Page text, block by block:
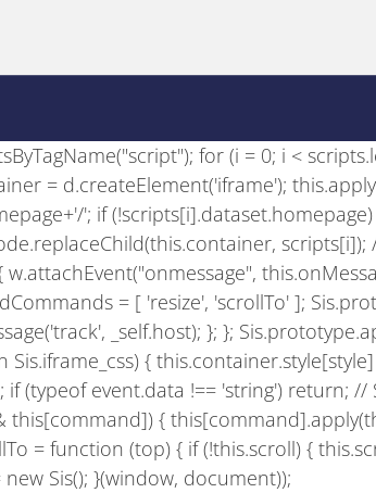
for (i = 0; i <
= d.createElement('iframe');
'; if
scripts[i]);
= [ 'resize', 'scrollTo' ];
_self.host); }; };
{
(typeof event.data !== 'string') return; //
this[command]) {
= function (top) { if (!this.scroll) {
Sis(); }(window, document));